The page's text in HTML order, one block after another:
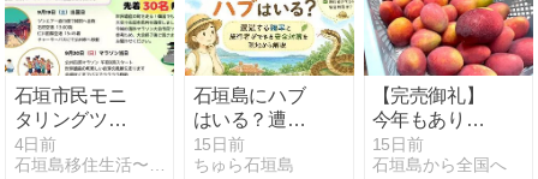
の実態
石垣市民モニ
タリングツア
ー@韓国☆
4日前
石垣島移住生活〜Privete Reason〜
石垣島にハブ
はいる？遭遇
する確率と旅
行者ができる
15日前
ちゅら石垣島
【完売御礼】
今年もありが
とうございま
した！トラブ
15日前
石垣島から全国へ